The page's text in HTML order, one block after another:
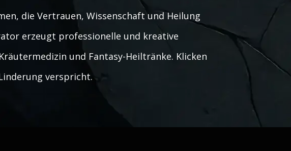
die Vertrauen, Wissenschaft und Heilung
erzeugt professionelle und kreative
und Fantasy-Heiltränke. Klicken
verspricht.